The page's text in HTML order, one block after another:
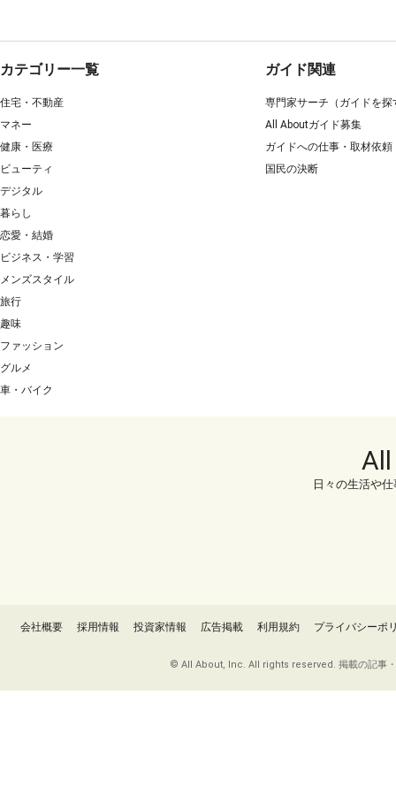
カテゴリー一覧
住宅・不動産
マネー
健康・医療
ビューティ
デジタル
暮らし
恋愛・結婚
ビジネス・学習
メンズスタイル
旅行
趣味
ファッション
グルメ
車・バイク
ガイド関連
専門家サーチ（ガイドを探
All Aboutガイド募集
ガイドへの仕事・取材依頼
国民の決断
日々の生活や
会社概要 採用情報 投資家情報 広告掲載 利用規約 プライバシーポ
© All About, Inc. All rights reserved. 掲載の記事・